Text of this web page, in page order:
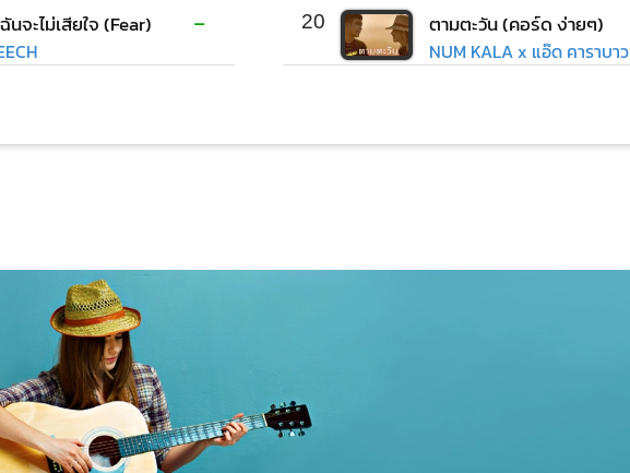
นจะไม่เสียใจ (Fear) - 20 ตามตะวัน (คอร์ด ง่ายๆ)
NUM KALA x แอ๊ด คาราบาว